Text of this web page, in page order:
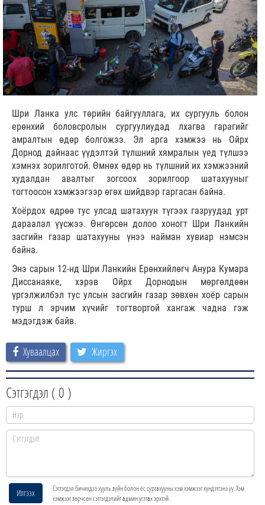
Шри Ланка улс төрийн байгууллага, их сургууль болон
ерөнхий боловсролын сургуулиудад лхагва гарагийг
амралтын өдөр болгожээ. Эл арга хэмжээ нь Ойрх
Дорнод дайнаас үүдэлтэй түлшний хямралын үед түлшээ
хэмнэх зорилготой. Өмнөх өдөр нь түлшний их хэмжээний
худалдан авалтыг зогсоох зорилгоор шатахууныг
тогтоосон хэмжээгээр өгөх шийдвэр гаргасан байна.
Хоёрдох өдрөө тус улсад шатахуун түгээх газруудад урт
дараалал үүсжээ. Өнгөрсөн долоо хоногт Шри Ланкийн
засгийн газар шатахууны үнээ найман хувиар нэмсэн
байна.
Энэ сарын 12-нд Шри Ланкийн Ерөнхийлөгч Анура Кумара
Диссанаяке, хэрэв Ойрх Дорнодын мөргөлдөөн
үргэлжилбэл тус улсын засгийн газар зөвхөн хоёр сарын
турш л эрчим хүчийг тогтвортой хангаж чадна гэж
мэдэгдэж байв.
Хуваалцах Жиргэх
Сэтгэгдэл ( 0 )
Илгээх
Сэтгэгдэл бичихдээ хууль зүйн болон ёс суртахууны хэм хэмжээг хүндэтгэнэ үү. Хэм
хэмжээг зөрчсөн сэтгэгдэлийг админ устгах эрхтэй.